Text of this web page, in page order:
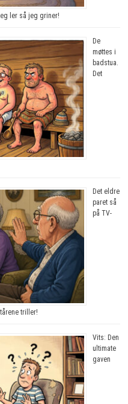
ler så jeg griner!
De
møttes i
badstua.
Det
Det eldre
paret så
på TV-
triller!
Vits: Den
ultimate
gaven